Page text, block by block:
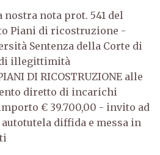
nostra nota prot. 541 del
Piani di ricostruzione -
Sentenza della Corte di
di illegittimità
DI RICOSTRUZIONE alle
diretto di incarichi
€ 39.700,00 - invito ad
diffida e messa in